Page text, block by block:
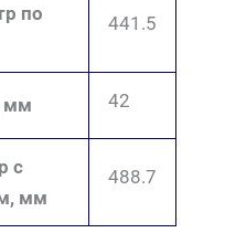
по
441.5
мм 42
с
мм
488.7